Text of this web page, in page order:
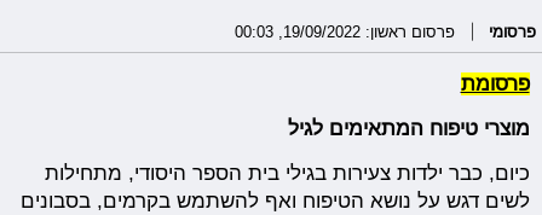
פרסומי פרסום ראשון: 19/09/2022, 00:03
פרסומת
מוצרי טיפוח המתאימים לגיל
כיום, כבר ילדות צעירות בגילי בית הספר היסודי, מתחילות
לשים דגש על נושא הטיפוח ואף להשתמש בקרמים, בסבונים